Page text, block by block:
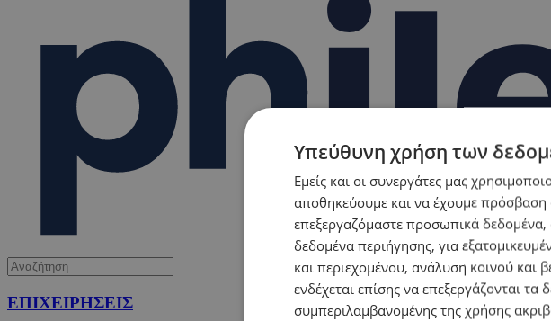
ΕΠΙΧΕΙΡΗΣΕΙΣ
Υπεύθυνη χρήση των
Εμείς και οι συνεργάτες μας
αποθηκεύουμε και να έχουμε
επεξεργαζόμαστε προσωπικά
δεδομένα περιήγησης, για
και περιεχομένου, ανάλυση κοινού και
ενδέχεται επίσης να επεξεργάζονται
συμπεριλαμβανομένης της χρήσης